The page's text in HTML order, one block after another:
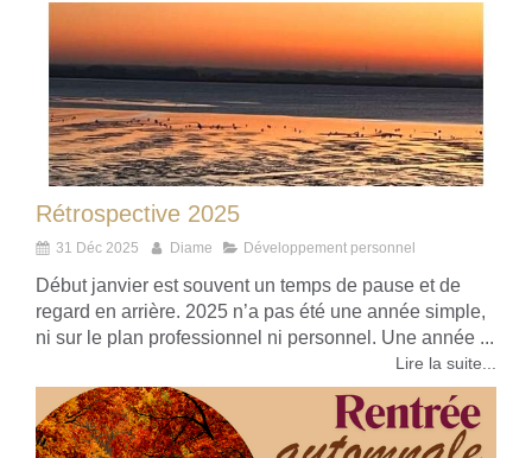
Rétrospective 2025
31 Déc 2025 Diame Développement personnel
Début janvier est souvent un temps de pause et de
regard en arrière. 2025 n’a pas été une année simple,
ni sur le plan professionnel ni personnel. Une année ...
Lire la suite...